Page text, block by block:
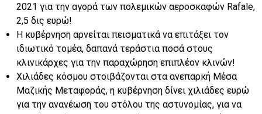
2021 για την αγορά των πολεμικών αεροσκαφών Rafale,
2,5 δις ευρώ!
H κυβέρνηση αρνείται πεισματικά να επιτάξει τον
ιδιωτικό τομέα, δαπανά τεράστια ποσά στους
κλινικάρχες για την παραχώρηση επιπλέον κλινών!
Χιλιάδες κόσμου στοιβάζονται στα ανεπαρκή Μέσα
Μαζικής Μεταφοράς, η κυβέρνηση δίνει χιλιάδες ευρώ
για την ανανέωση του στόλου της αστυνομίας, για να